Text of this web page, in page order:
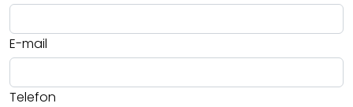
E-mail
Telefon